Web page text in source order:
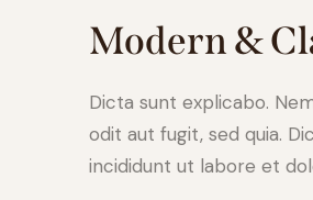
Modern &
Dicta sunt explicabo.
odit aut fugit, sed quia.
incididunt ut labore et